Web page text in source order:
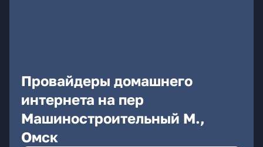
Провайдеры домашнего
интернета на пер
Машиностроительный М.,
Омск